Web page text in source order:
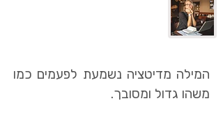
המילה מדיטציה נשמעת לפעמים כמו
משהו גדול ומסובך.